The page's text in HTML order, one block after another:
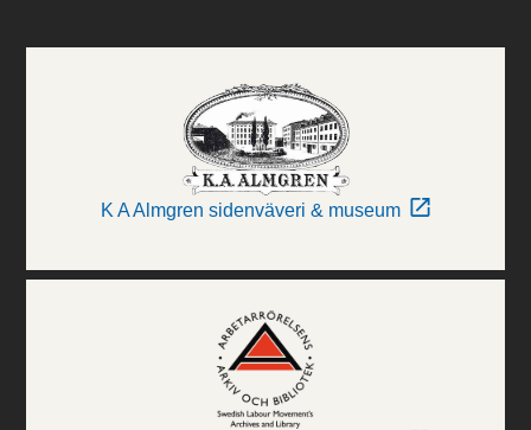
K A Almgren sidenväveri & museum